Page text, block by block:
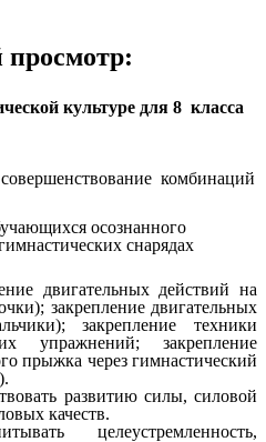
культуре для 8 класса
комбинаций
осознанного
снарядах
двигательных действий на
закрепление двигательных
закрепление техники
упражнений; закрепление
прыжка через гимнастический
развитию силы, силовой
качеств.
целеустремленность,